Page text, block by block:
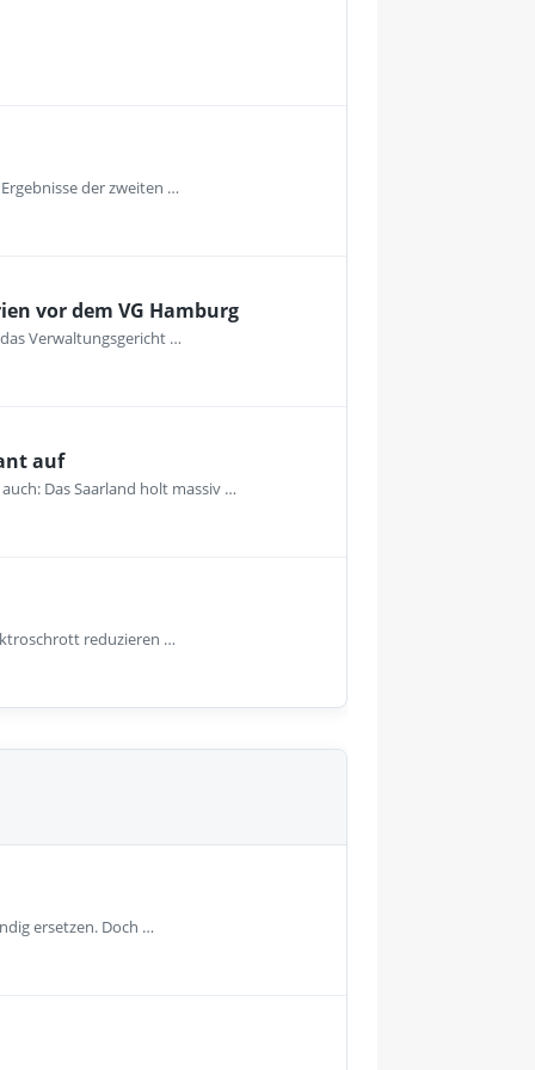
der zweiten …
vor dem VG Hamburg
Verwaltungsgericht …
auf
Das Saarland holt massiv …
reduzieren …
ersetzen. Doch …